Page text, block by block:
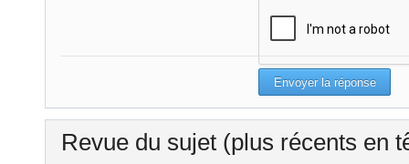
Revue du sujet (plus récents en